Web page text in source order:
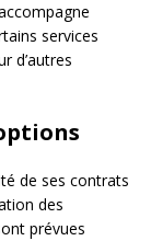
services
d’autres
de ses contrats
des
prévues